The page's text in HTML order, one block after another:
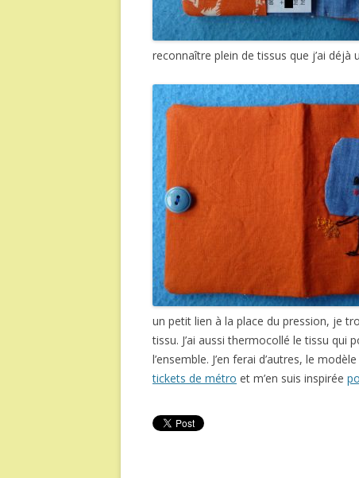
reconnaître plein de tissus que j’ai déjà
un petit lien à la place du pression, je
tissu. J’ai aussi thermocollé le tissu qui
l’ensemble. J’en ferai d’autres, le
tickets de métro et m’en suis inspirée